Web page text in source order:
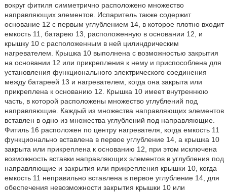
вокруг фитиля симметрично расположено множество
направляющих элементов. Испаритель также содержит
основание 12 с первым углублением 14, в которое плотно входит
емкость 11, батарею 13, расположенную в основании 12, и
крышку 10 с расположенным в ней цилиндрическим
нагревателем. Крышка 10 выполнена с возможностью закрытия
на основании 12 или прикрепления к нему и приспособлена для
установления функционального электрического соединения
между батареей 13 и нагревателем, когда она закрыта или
прикреплена к основанию 12. Крышка 10 имеет внутреннюю
часть, в которой расположены множество углублений под
направляющие. Каждый из множества направляющих элементов
вставлен в одно из множества углублений под направляющие.
Фитиль 16 расположен по центру нагревателя, когда емкость 11
функционально вставлена в первое углубление 14, а крышка 10
закрыта или прикреплена к основанию 12, при этом исключена
возможность вставки направляющих элементов в углубления под
направляющие и закрытия или прикрепления крышки 10, когда
емкость 11 неправильно вставлена в первое углубление 14, для
обеспечения невозможности закрытия крышки 10 или